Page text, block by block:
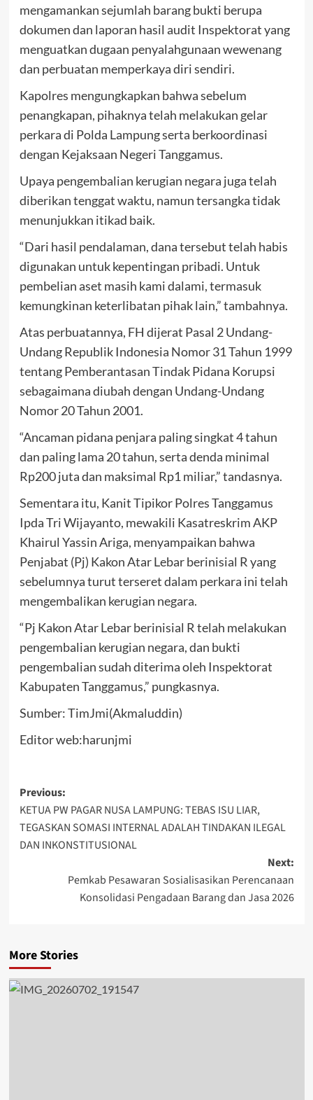
mengamankan sejumlah barang bukti berupa
dokumen dan laporan hasil audit Inspektorat yang
menguatkan dugaan penyalahgunaan wewenang
dan perbuatan memperkaya diri sendiri.
Kapolres mengungkapkan bahwa sebelum
penangkapan, pihaknya telah melakukan gelar
perkara di Polda Lampung serta berkoordinasi
dengan Kejaksaan Negeri Tanggamus.
Upaya pengembalian kerugian negara juga telah
diberikan tenggat waktu, namun tersangka tidak
menunjukkan itikad baik.
“Dari hasil pendalaman, dana tersebut telah habis
digunakan untuk kepentingan pribadi. Untuk
pembelian aset masih kami dalami, termasuk
kemungkinan keterlibatan pihak lain,” tambahnya.
Atas perbuatannya, FH dijerat Pasal 2 Undang-
Undang Republik Indonesia Nomor 31 Tahun 1999
tentang Pemberantasan Tindak Pidana Korupsi
sebagaimana diubah dengan Undang-Undang
Nomor 20 Tahun 2001.
“Ancaman pidana penjara paling singkat 4 tahun
dan paling lama 20 tahun, serta denda minimal
Rp200 juta dan maksimal Rp1 miliar,” tandasnya.
Sementara itu, Kanit Tipikor Polres Tanggamus
Ipda Tri Wijayanto, mewakili Kasatreskrim AKP
Khairul Yassin Ariga, menyampaikan bahwa
Penjabat (Pj) Kakon Atar Lebar berinisial R yang
sebelumnya turut terseret dalam perkara ini telah
mengembalikan kerugian negara.
“Pj Kakon Atar Lebar berinisial R telah melakukan
pengembalian kerugian negara, dan bukti
pengembalian sudah diterima oleh Inspektorat
Kabupaten Tanggamus,” pungkasnya.
Sumber: TimJmi(Akmaluddin)
Editor web:harunjmi
Post
navigation
Previous:
KETUA PW PAGAR NUSA LAMPUNG: TEBAS ISU LIAR,
TEGASKAN SOMASI INTERNAL ADALAH TINDAKAN ILEGAL
DAN INKONSTITUSIONAL
Next:
Pemkab Pesawaran Sosialisasikan Perencanaan
Konsolidasi Pengadaan Barang dan Jasa 2026
More Stories